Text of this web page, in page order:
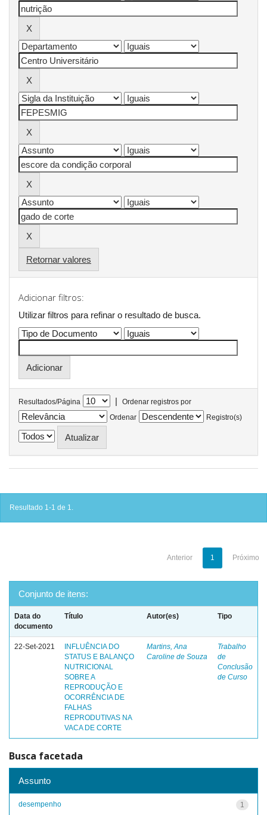
Retornar valores
Adicionar filtros:
Utilizar filtros para refinar o resultado de busca.
Resultados/Página |
Ordenar registros por
Ordenar
Registro(s)
Resultado 1-1 de 1.
Anterior 1 Próximo
Conjunto de itens:
Data do
documento
Título Autor(es) Tipo
22-Set-2021
INFLUÊNCIA DO
STATUS E BALANÇO
NUTRICIONAL
SOBRE A
REPRODUÇÃO E
OCORRÊNCIA DE
FALHAS
REPRODUTIVAS NA
VACA DE CORTE
Martins, Ana
Caroline de Souza
Trabalho
de
Conclusão
de Curso
Busca facetada
Assunto
1
desempenho